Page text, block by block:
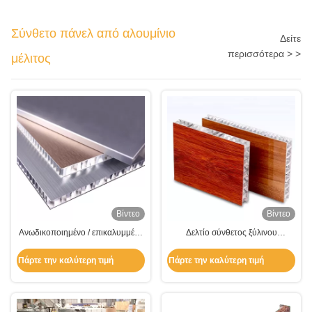
Σύνθετο πάνελ από αλουμίνιο
μέλιτος
Δείτε
περισσότερα > >
Βίντεο
Ανωδικοποιημένο / επικαλυμμένο
μελιού από αλουμίνιο
Πάρτε την καλύτερη τιμή
Βίντεο
Δελτίο σύνθετος ξύλινου
εσωτερικό τοίχωμα / διακόσμηση
Πάρτε την καλύτερη τιμή